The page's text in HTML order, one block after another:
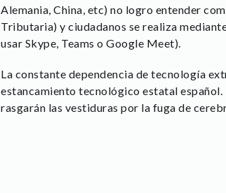
Alemania, China, etc) no logro entender
Tributaria) y ciudadanos se realiza
usar Skype, Teams o Google Meet).
La constante dependencia de tecnología
estancamiento tecnológico estatal español.
rasgarán las vestiduras por la fuga de